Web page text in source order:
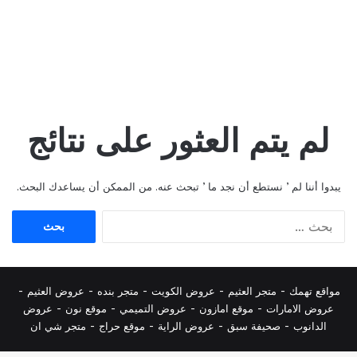
لم يتم العثور على نتائج
يبدوا أننا لم ’ نستطع أن نجد ما ’ تبحث عنه. من الممكن أن يساعدك البحث.
مواقع تهمك - متجر العثيم - عروض الكويت - متجر بنده - عروض العثيم -
عروض الامارات - موقع امازون - عروض التميمي - موقع نون - عروض
الدانوب - صحيفة سبق - عروض الراية - موقع حراج - متجر شي ان